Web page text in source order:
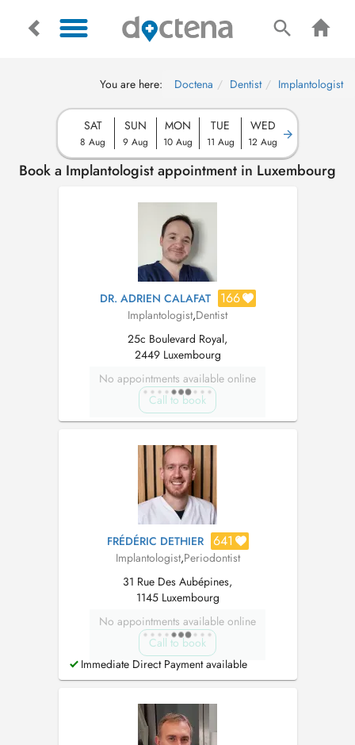
You are here: Doctena Dentist Implantologist
SAT
8 Aug
SUN
9 Aug
MON
10 Aug
TUE
11 Aug
WED
12 Aug
Book a Implantologist appointment in Luxembourg
DR. ADRIEN CALAFAT 166
Implantologist,Dentist
25c Boulevard Royal,
2449 Luxembourg
No appointments available online
Call to book
FRÉDÉRIC DETHIER 641
Implantologist,Periodontist
31 Rue Des Aubépines,
1145 Luxembourg
No appointments available online
Call to book
Immediate Direct Payment available